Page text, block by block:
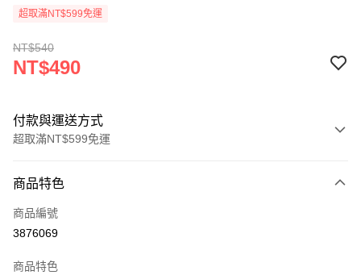
超取滿NT$599免運
NT$540
NT$490
付款與運送方式
超取滿NT$599免運
信用卡一次付款
超商取貨付款
商品特色
商品編號
3876069
商品特色